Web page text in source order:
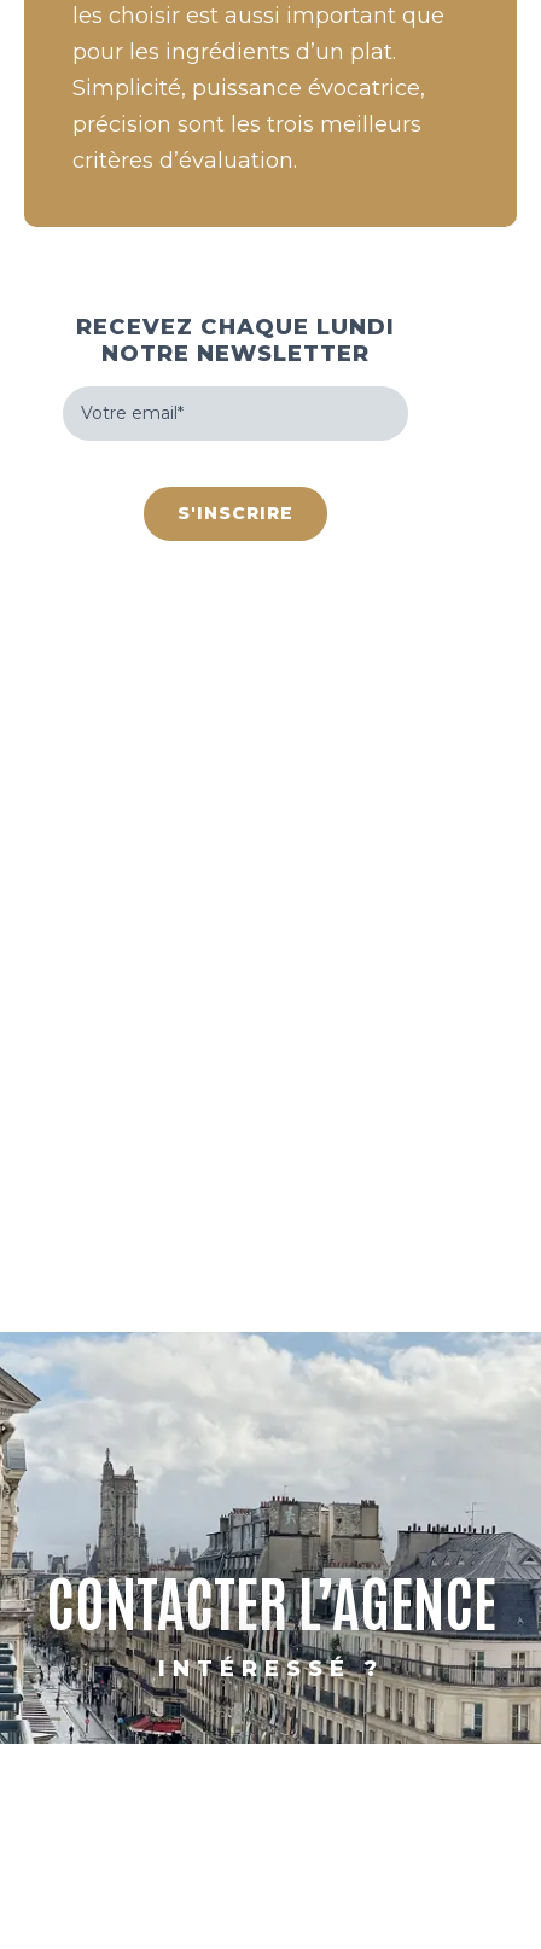
RECEVEZ CHAQUE LUNDI
NOTRE NEWSLETTER
Votre
email
(Nécessaire)
les choisir est aussi important que
pour les ingrédients d’un plat.
Simplicité, puissance évocatrice,
précision sont les trois meilleurs
critères d’évaluation.
CONTACTER L’AGENCE
INTÉRESSÉ ?